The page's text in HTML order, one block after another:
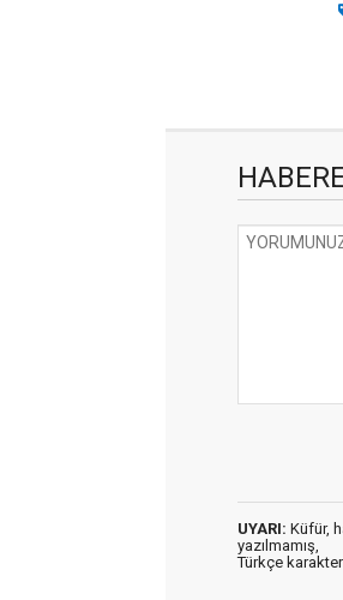
UYARI: Küfür,
yazılmamış,
Türkçe